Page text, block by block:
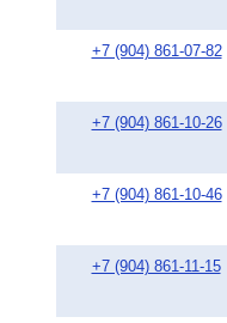
+7 (904) 861-07-82
+7 (904) 861-10-26
+7 (904) 861-10-46
+7 (904) 861-11-15